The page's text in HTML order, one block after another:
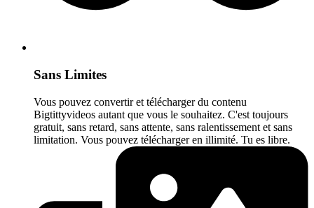
Sans Limites
Vous pouvez convertir et télécharger du contenu
Bigtittyvideos autant que vous le souhaitez. C'est toujours
gratuit, sans retard, sans attente, sans ralentissement et sans
limitation. Vous pouvez télécharger en illimité. Tu es libre.